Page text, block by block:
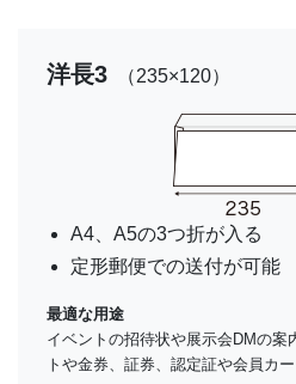
洋長3 （235×120）
A4、A5の3つ折が入る
定形郵便での送付が可能
最適な用途
イベントの招待状や展示会DMの案
トや金券、証券、認定証や会員カ